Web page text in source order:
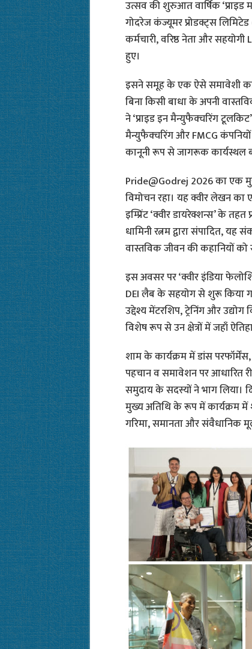
उत्सव की शुरुआत वार्षिक
गोदरेज कंज्यूमर प्रोडक्ट्स
कर्मचारी, वरिष्ठ नेता और
हुए।
इसने समूह के एक ऐसे समावेशी
बिना किसी बाधा के अपनी
ने ‘प्राइड इन मैन्युफैक्चरिंग
मैन्युफैक्चरिंग और FMCG
कानूनी रूप से जागरूक कार्यस्थल
Pride@Godrej 2026 का एक
विमोचन रहा। यह क्वीर लेखन
इम्प्रिंट ‘क्वीर डायरेक्शन्स’ के
धामिनी रत्नम द्वारा संपादित,
वास्तविक जीवन की कहानियों को
इस अवसर पर ‘क्वीर इंडिया
DEI लैब के सहयोग से शुरू किया
उद्देश्य मेंटरशिप, ट्रेनिंग और
विशेष रूप से उन क्षेत्रों में जहाँ
शाम के कार्यक्रम में डांस
पहचान व समावेशन पर आधारित
समुदाय के सदस्यों ने भाग लिया।
मुख्य अतिथि के रूप में कार्यक्रम
गरिमा, समानता और संवैधानिक